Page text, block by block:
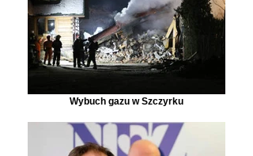
Wybuch gazu w Szczyrku